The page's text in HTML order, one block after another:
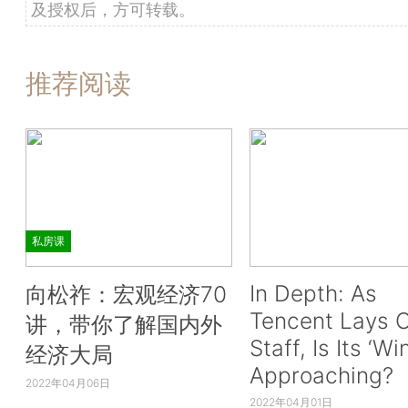
及授权后，方可转载。
推荐阅读
私房课
向松祚：宏观经济70
讲，带你了解国内外
经济大局
2022年04月06日
In Depth: As
Tencent Lays
Staff, Is Its
Approaching?
2022年04月01日